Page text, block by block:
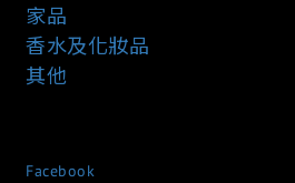
家品
香水及化妝品
其他
Facebook